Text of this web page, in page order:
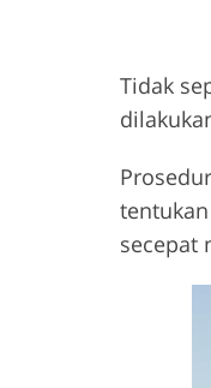
Tidak
secepat